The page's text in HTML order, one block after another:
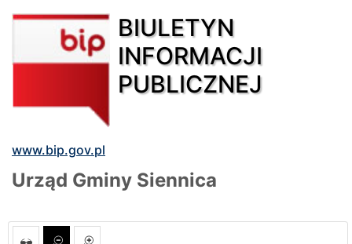
BIULETYN
INFORMACJI
PUBLICZNEJ
www.bip.gov.pl
Urząd Gminy Siennica